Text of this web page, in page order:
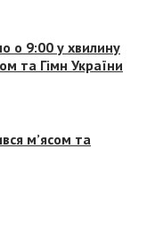
о 9:00 у хвилину
та Гімн України
м’ясом та